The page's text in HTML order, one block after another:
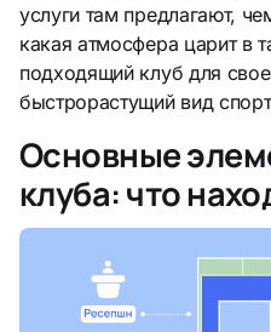
услуги там предлагают,
какая атмосфера царит в
подходящий клуб для
быстрорастущий вид
Основные
клуба: что